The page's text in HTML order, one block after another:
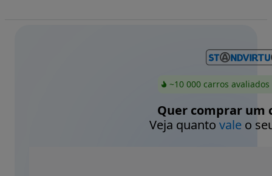
~10 000 carros
Quer comprar um
Veja quanto valeo